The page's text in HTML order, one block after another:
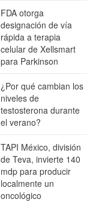
FDA otorga
designación de vía
rápida a terapia
celular de Xellsmart
para Parkinson
¿Por qué cambian los
niveles de
testosterona durante
el verano?
TAPI México, división
de Teva, invierte 140
mdp para producir
localmente un
oncológico